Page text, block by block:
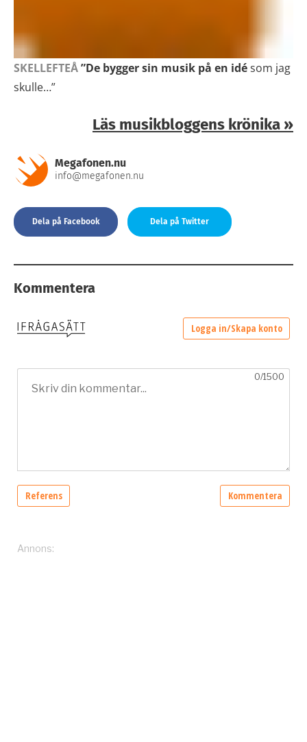
SKELLEFTEÅ”De bygger sin musik på en idésom jag
skulle…”
Läs musikbloggens krönika »
Megafonen.nu
info@megafonen.nu
Dela på Facebook Dela på Twitter
Kommentera